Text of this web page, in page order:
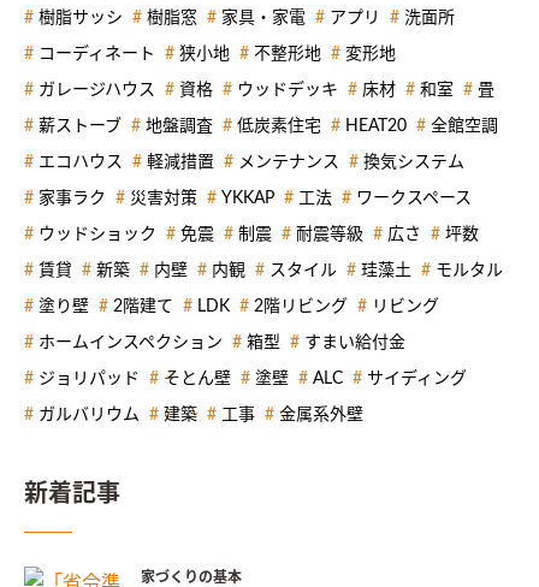
樹脂サッシ 樹脂窓 家具・家電 アプリ 洗面所
コーディネート 狭小地 不整形地 変形地
ガレージハウス 資格 ウッドデッキ 床材 和室 畳
薪ストーブ 地盤調査 低炭素住宅 HEAT20 全館空調
エコハウス 軽減措置 メンテナンス 換気システム
家事ラク 災害対策 YKKAP 工法 ワークスペース
ウッドショック 免震 制震 耐震等級 広さ 坪数
賃貸 新築 内壁 内観 スタイル 珪藻土 モルタル
塗り壁 2階建て LDK 2階リビング リビング
ホームインスペクション 箱型 すまい給付金
ジョリパッド そとん壁 塗壁 ALC サイディング
ガルバリウム 建築 工事 金属系外壁
新着記事
家づくりの基本